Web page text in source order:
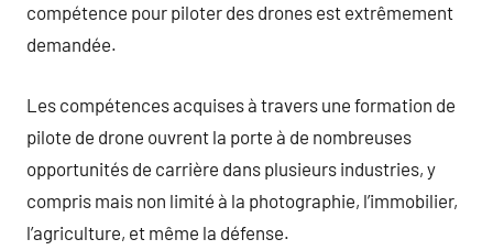
compétence pour piloter des drones est extrêmement
demandée.
Les compétences acquises à travers une formation de
pilote de drone ouvrent la porte à de nombreuses
opportunités de carrière dans plusieurs industries, y
compris mais non limité à la photographie, l’immobilier,
l’agriculture, et même la défense.